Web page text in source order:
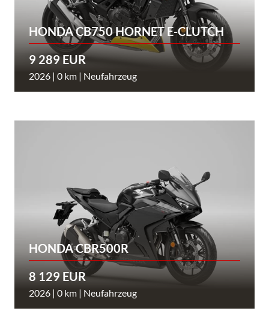
HONDA CB750 HORNET E-CLUTCH
9 289 EUR
2026 | 0 km | Neufahrzeug
HONDA CBR500R
8 129 EUR
2026 | 0 km | Neufahrzeug